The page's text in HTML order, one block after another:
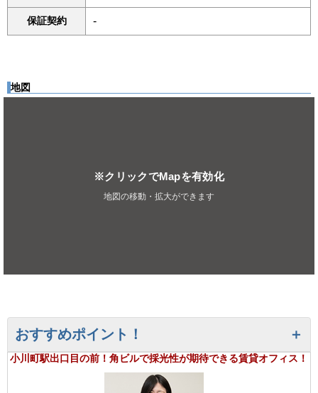
保証契約 -
地図
※クリックでMapを有効化
地図の移動・拡大ができます
おすすめポイント！
小川町駅出口目の前！角ビルで採光性が期待できる賃貸オフィス！